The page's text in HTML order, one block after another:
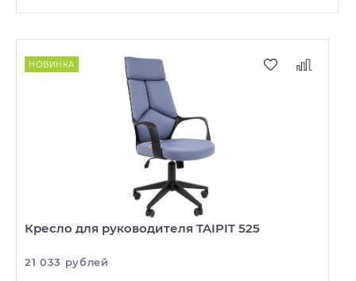
НОВИНКА
Кресло для руководителя TAIPIT 525
21 033 рублей